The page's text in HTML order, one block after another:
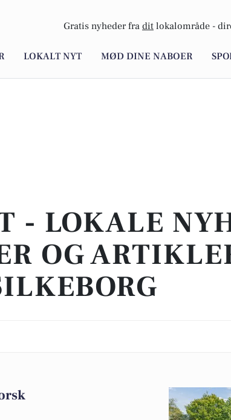
Gratis nyheder fra dit lokalområde -
LOKALT NYT MØD DINE NABOER
- LOKALE
OG